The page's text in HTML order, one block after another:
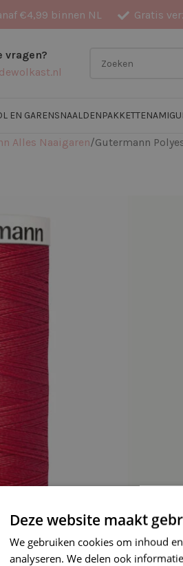
€4,99 binnen NL Gratis
vragen?
EN GARENSNAALDENPAKKETTEN
Alles Naaigaren Gutermann
Deze website maakt
We gebruiken cookies om inhoud
analyseren. We delen ook